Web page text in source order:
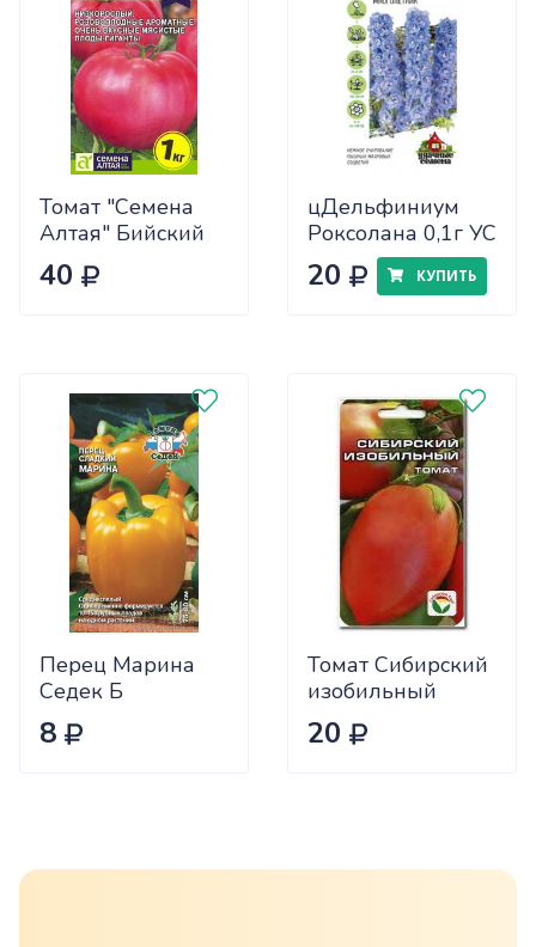
Томат "Семена
Алтая" Бийский
Розан 0,05
40
цДельфиниум
Роксолана 0,1г УС
20 КУПИТЬ
Перец Марина
Седек Б
8
Томат Сибирский
изобильный
Сиб.сад Ц
20